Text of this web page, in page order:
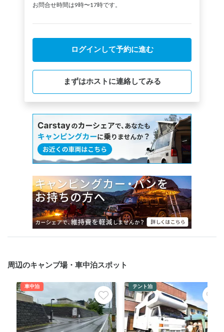
お問合せ時間は9時〜17時です。
ログインして予約に進む
まずはホストに連絡してみる
周辺のキャンプ場・車中泊スポット
車中泊 テント泊